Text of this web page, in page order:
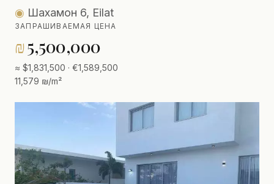
◉ Шахамон 6, Eilat
ЗАПРАШИВАЕМАЯ ЦЕНА
₪5,500,000
≈ $1,831,500 · €1,589,500
11,579 ₪/m²